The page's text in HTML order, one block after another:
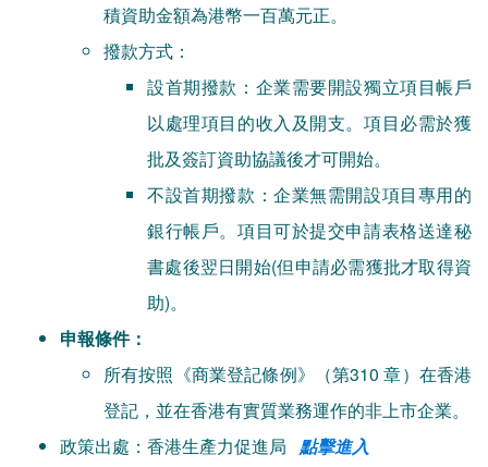
積資助金額為港幣一百萬元正。
撥款方式：
設首期撥款：企業需要開設獨立項目帳戶
以處理項目的收入及開支。項目必需於獲
批及簽訂資助協議後才可開始。
不設首期撥款：企業無需開設項目專用的
銀行帳戶。項目可於提交申請表格送達秘
書處後翌日開始(但申請必需獲批才取得資
助)。
申報條件：
所有按照《商業登記條例》（第310 章）在香港
登記，並在香港有實質業務運作的非上市企業。
政策出處：香港生產力促進局 點擊進入